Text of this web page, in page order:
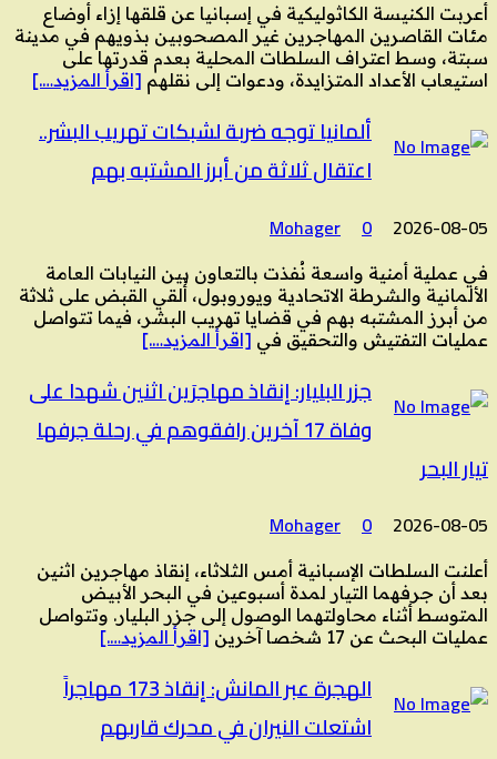
أعربت الكنيسة الكاثوليكية في إسبانيا عن قلقها إزاء أوضاع
مئات القاصرين المهاجرين غير المصحوبين بذويهم في مدينة
سبتة، وسط اعتراف السلطات المحلية بعدم قدرتها على
استيعاب الأعداد المتزايدة، ودعوات إلى نقلهم [اقرأ المزيد….]
ألمانيا توجه ضربة لشبكات تهريب البشر..
اعتقال ثلاثة من أبرز المشتبه بهم
2026-08-05
Mohager 0
في عملية أمنية واسعة نُفذت بالتعاون بين النيابات العامة
الألمانية والشرطة الاتحادية ويوروبول، أُلقي القبض على ثلاثة
من أبرز المشتبه بهم في قضايا تهريب البشر، فيما تتواصل
عمليات التفتيش والتحقيق في [اقرأ المزيد….]
جزر البليار: إنقاذ مهاجرَين اثنين شهدا على
وفاة 17 آخرين رافقوهم في رحلة جرفها
تيار البحر
2026-08-05
Mohager 0
أعلنت السلطات الإسبانية أمس الثلاثاء، إنقاذ مهاجرين اثنين
بعد أن جرفهما التيار لمدة أسبوعين في البحر الأبيض
المتوسط أثناء محاولتهما الوصول إلى جزر البليار. وتتواصل
عمليات البحث عن 17 شخصا آخرين
[اقرأ المزيد….]
الهجرة عبر المانش: إنقاذ 173 مهاجراً
اشتعلت النيران في محرك قاربهم